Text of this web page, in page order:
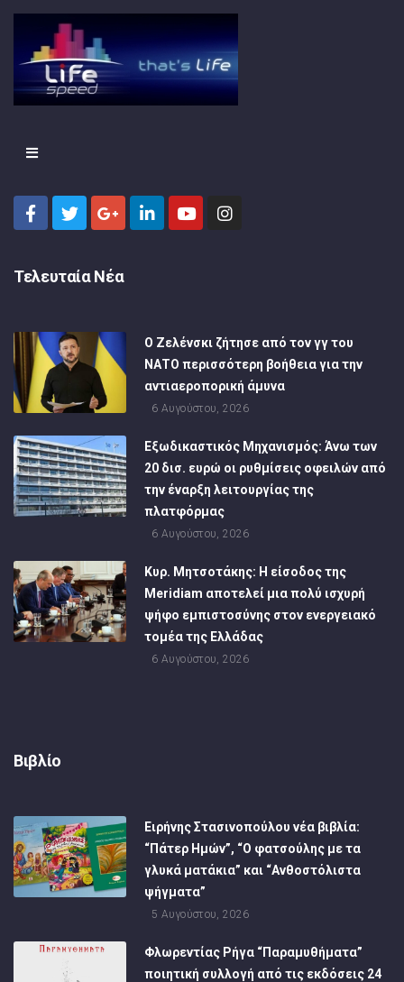
Τελευταία Νέα
Ο Ζελένσκι ζήτησε από τον γγ του
ΝΑΤΟ περισσότερη βοήθεια για την
αντιαεροπορική άμυνα
6 Αυγούστου, 2026
Εξωδικαστικός Μηχανισμός: Άνω των
20 δισ. ευρώ οι ρυθμίσεις οφειλών από
την έναρξη λειτουργίας της
πλατφόρμας
6 Αυγούστου, 2026
Κυρ. Μητσοτάκης: Η είσοδος της
Meridiam αποτελεί μια πολύ ισχυρή
ψήφο εμπιστοσύνης στον ενεργειακό
τομέα της Ελλάδας
6 Αυγούστου, 2026
Βιβλίο
Ειρήνης Στασινοπούλου νέα βιβλία:
“Πάτερ Ημών”, “Ο φατσούλης με τα
γλυκά ματάκια” και “Ανθοστόλιστα
ψήγματα”
5 Αυγούστου, 2026
Φλωρεντίας Ρήγα “Παραμυθήματα”
ποιητική συλλογή από τις εκδόσεις 24